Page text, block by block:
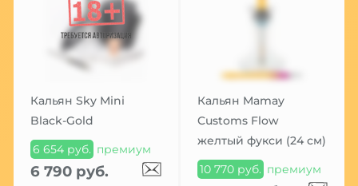
Кальян Sky Mini
Black-Gold
6 654 руб. премиум
6 790 руб.
Кальян Mamay
Customs Flow
желтый фукси (24 см)
10 770 руб. премиум